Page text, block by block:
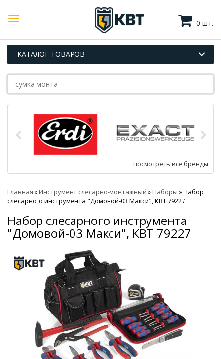
0 шт.
КАТАЛОГ ТОВАРОВ
посмотреть все бренды
Главная »Инструмент слесарно-монтажный »Наборы »Набор
слесарного инструмента "Домовой-03 Макси", КВТ 79227
Набор слесарного инструмента
"Домовой-03 Макси", КВТ 79227